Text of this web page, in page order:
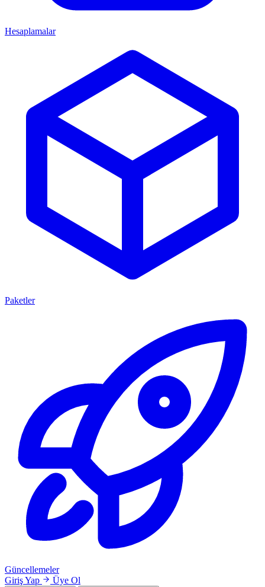
Hesaplamalar
Paketler
Güncellemeler
Giriş Yap
Üye Ol